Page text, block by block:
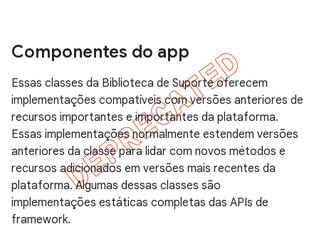
Componentes do app
Essas classes da Biblioteca de Suporte oferecem
implementações compatíveis com versões anteriores de
recursos importantes e importantes da plataforma.
Essas implementações normalmente estendem versões
anteriores da classe para lidar com novos métodos e
recursos adicionados em versões mais recentes da
plataforma. Algumas dessas classes são
implementações estáticas completas das APIs de
framework.